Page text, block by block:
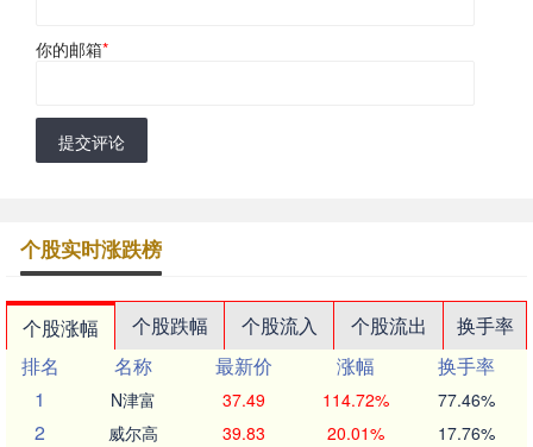
你的邮箱*
提交评论
个股实时涨跌榜
个股涨幅 个股跌幅 个股流入 个股流出
换手率
排名
名称 最新价 涨幅
换手率
1
N津富 37.49 114.72% 77.46%
2 威尔高 39.83 20.01% 17.76%